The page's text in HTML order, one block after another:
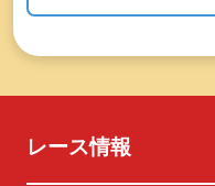
レース情報